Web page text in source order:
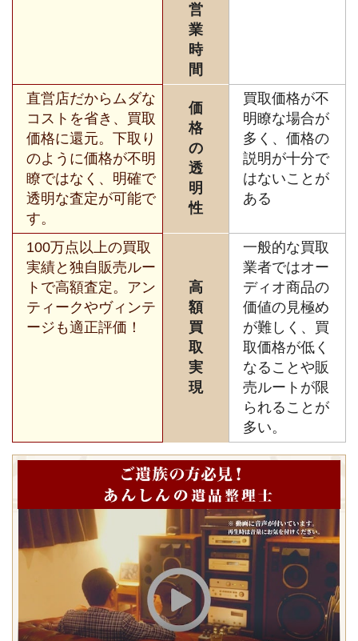
営
業
時
間
直営店だからムダな
コストを省き、買取
価格に還元。下取り
のように価格が不明
瞭ではなく、明確で
透明な査定が可能で
す。
価
格
の
透
明
性
買取価格が不
明瞭な場合が
多く、価格の
説明が十分で
はないことが
ある
100万点以上の買取
実績と独自販売ルー
トで高額査定。アン
ティークやヴィンテ
ージも適正評価！
高
額
買
取
実
現
一般的な買取
業者ではオー
ディオ商品の
価値の見極め
が難しく、買
取価格が低く
なることや販
売ルートが限
られることが
多い。